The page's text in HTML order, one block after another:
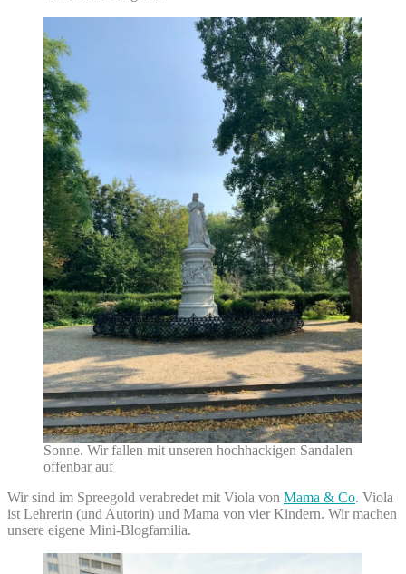
Sonne. Wir fallen mit unseren hochhackigen Sandalen
offenbar auf
Wir sind im Spreegold verabredet mit Viola von Mama & Co. Viola
ist Lehrerin (und Autorin) und Mama von vier Kindern. Wir machen
unsere eigene Mini-Blogfamilia.